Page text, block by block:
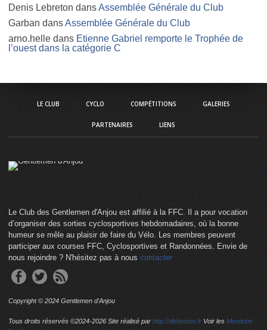
Denis Lebreton dansAssemblée Générale du Club
Garban dansAssemblée Générale du Club
arno.helle dans Etienne Gabriel remporte le Trophée de
l’ouest dans la catégorie C
LE CLUB CYCLO COMPÉTITIONS GALERIES
PARTENAIRES LIENS
Le Club des Gentlemen d'Anjou est affilié à la FFC. Il a pour vocation
d’organiser des sorties cyclosportives hebdomadaires, où la bonne
humeur se mêle au plaisir de faire du Vélo. Les membres peuvent
participer aux courses FFC, Cyclosportives et Randonnées. Envie de
nous rejoindre ? N'hésitez pas à nous contacter
Copyright © 2024 Gentlemen d'Anjou
Tous droits réservés ©2024-2026 Site réalisé par http://dlebreton.fr Voir les Mentions